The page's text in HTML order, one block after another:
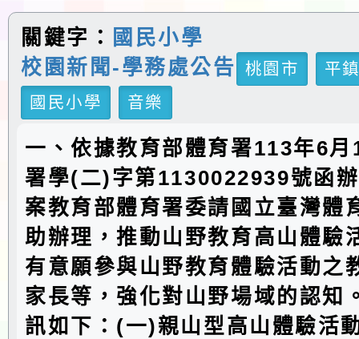
關鍵字：
國民小學
校園新聞-學務處公告
桃園市
平
國民小學
音樂
一、依據教育部體育署113年6
署學(二)字第1130022939號函
案教育部體育署委請國立臺灣體
助辦理，推動山野教育高山體驗
有意願參與山野教育體驗活動之
家長等，強化對山野場域的認知
訊如下：(一)親山型高山體驗活